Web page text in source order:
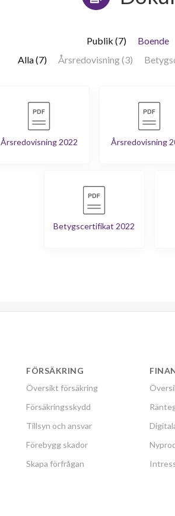
Publik (7) Boende
Alla (7)
Årsredovisning (3)
Årsredovisning 2022 Årsredovisning
Betygscertifikat 2022
FÖRSÄKRING
Översikt försäkring
Försäkringsskydd
Tillsyn och ansvar
Förebygg skador
Skapa förfrågan